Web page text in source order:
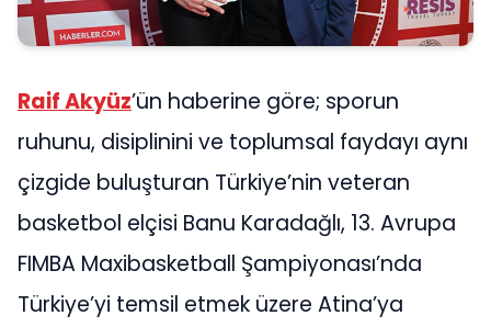
Raif Akyüz’ün haberine göre; sporun
ruhunu, disiplinini ve toplumsal faydayı aynı
çizgide buluşturan Türkiye’nin veteran
basketbol elçisi Banu Karadağlı, 13. Avrupa
FIMBA Maxibasketball Şampiyonası’nda
Türkiye’yi temsil etmek üzere Atina’ya